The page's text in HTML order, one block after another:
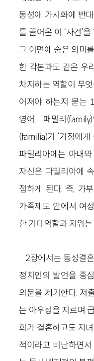
동성애 가시화에 반
를 끌어온 이 ‘사건’
그 이면에 숨은 의미
한 각본과도 같은 우
차지하는 역할이 무
어져야 하는지 묻는
영어 패밀리
(familia)가 ‘가장에게
파밀리아에는 아내
자신은 파밀리아에
접하게 된다. 즉, 가
가족제도 안에서 여
한 기대역할과 지위
2장에서는 동성결
정치인의 발언을 중
의문을 제기한다. 저
는 아우성을 지르며
회가 결혼하고도 자
적이라고 비난하면